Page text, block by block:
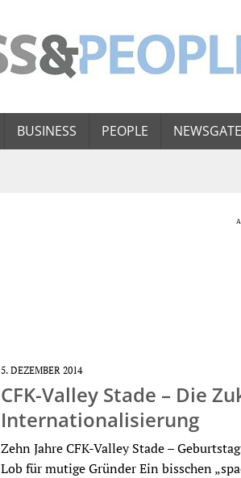
BUSINESS PEOPLE NEWSGATE
5. DEZEMBER 2014
CFK-Valley Stade – Die
Internationalisierung
Zehn Jahre CFK-Valley Stade –
Lob für mutige Gründer Ein bisschen